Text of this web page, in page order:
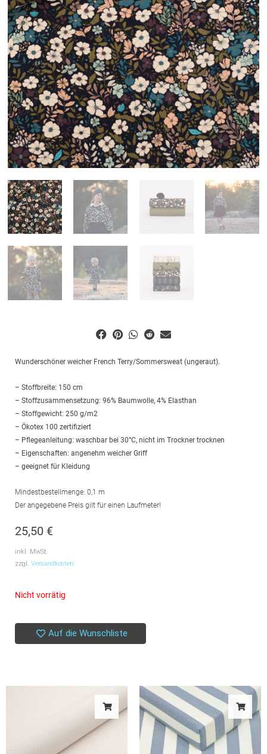
Wunderschöner weicher French Terry/Sommersweat (ungeraut).
– Stoffbreite: 150 cm
– Stoffzusammensetzung: 96% Baumwolle, 4% Elasthan
– Stoffgewicht: 250 g/m2
– Ökotex 100 zertifiziert
– Pflegeanleitung: waschbar bei 30°C, nicht im Trockner trocknen
– Eigenschaften: angenehm weicher Griff
– geeignet für Kleidung
Mindestbestellmenge: 0,1 m
Der angegebene Preis gilt für einen Laufmeter!
25,50 €
inkl. MwSt.
zzgl. Versandkosten
Nicht vorrätig
Auf die Wunschliste